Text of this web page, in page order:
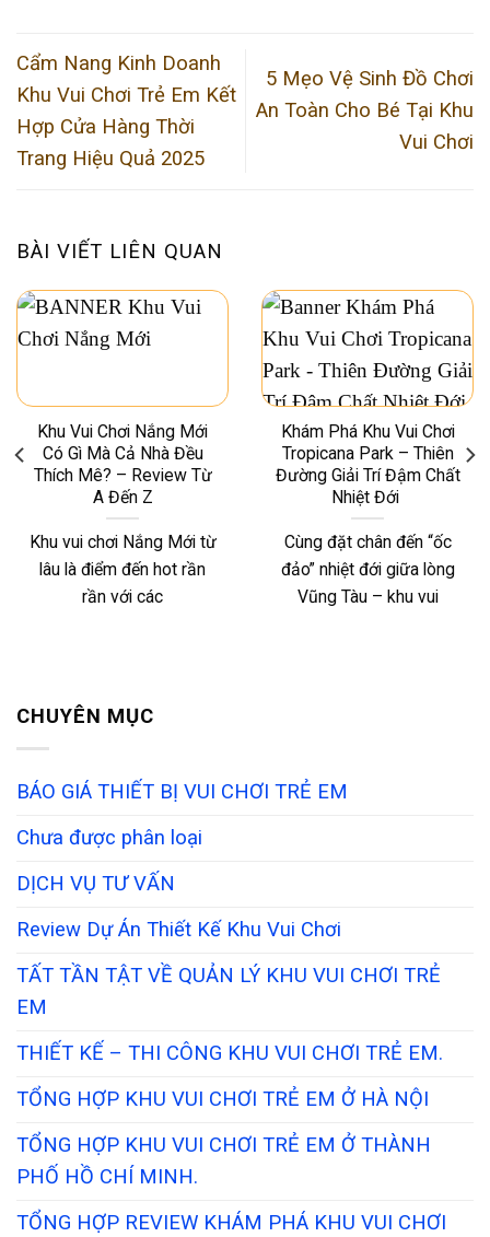
Cẩm Nang Kinh Doanh
Khu Vui Chơi Trẻ Em Kết
Hợp Cửa Hàng Thời
Trang Hiệu Quả 2025
5 Mẹo Vệ Sinh Đồ Chơi
An Toàn Cho Bé Tại Khu
Vui Chơi
BÀI VIẾT LIÊN QUAN
Khu Vui Chơi Nắng Mới
Có Gì Mà Cả Nhà Đều
Thích Mê? – Review Từ
A Đến Z
Khu vui chơi Nắng Mới từ
lâu là điểm đến hot rần
rần với các
Khám Phá Khu Vui Chơi
Tropicana Park – Thiên
Đường Giải Trí Đậm Chất
Nhiệt Đới
Cùng đặt chân đến “ốc
đảo” nhiệt đới giữa lòng
Vũng Tàu – khu vui
CHUYÊN MỤC
BÁO GIÁ THIẾT BỊ VUI CHƠI TRẺ EM
Chưa được phân loại
DỊCH VỤ TƯ VẤN
Review Dự Án Thiết Kế Khu Vui Chơi
TẤT TẦN TẬT VỀ QUẢN LÝ KHU VUI CHƠI TRẺ
EM
THIẾT KẾ – THI CÔNG KHU VUI CHƠI TRẺ EM.
TỔNG HỢP KHU VUI CHƠI TRẺ EM Ở HÀ NỘI
TỔNG HỢP KHU VUI CHƠI TRẺ EM Ở THÀNH
PHỐ HỒ CHÍ MINH.
TỔNG HỢP REVIEW KHÁM PHÁ KHU VUI CHƠI